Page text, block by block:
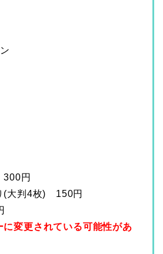
円
(大判4枚) 150円
変更されている可能性があ